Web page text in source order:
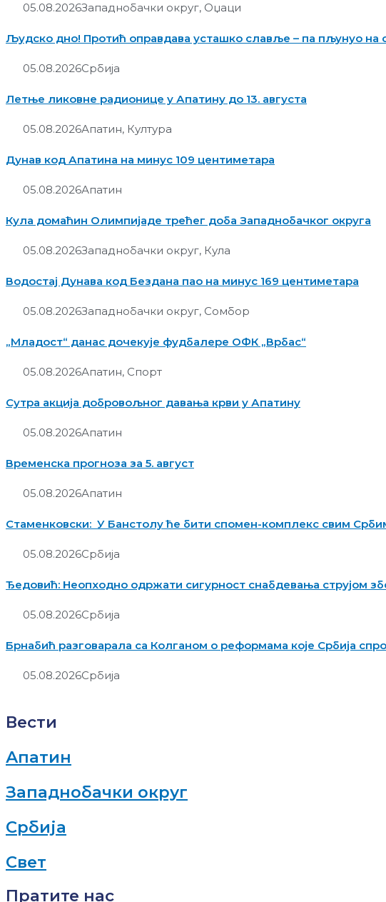
05.08.2026Западнобачки округ, Оџаци
Људско дно! Протић оправдава усташко славље – па пљунуо
05.08.2026Србија
Летње ликовне радионице у Апатину до 13. августа
05.08.2026Апатин, Култура
Дунав код Апатина на минус 109 центиметара
05.08.2026Апатин
Кула домаћин Олимпијаде трећег доба Западнобачког округа
05.08.2026Западнобачки округ, Кула
Водостај Дунава код Бездана пао на минус 169 центиметара
05.08.2026Западнобачки округ, Сомбор
„Младост“ данас дочекује фудбалере ОФК „Врбас“
05.08.2026Апатин, Спорт
Сутра акција добровољног давања крви у Апатину
05.08.2026Апатин
Временска прогноза за 5. август
05.08.2026Апатин
Стаменковски: У Банстолу ће бити спомен-комплекс свим
05.08.2026Србија
Ђедовић: Неопходно одржати сигурност снабдевања струјом
05.08.2026Србија
Брнабић разговарала са Колганом о реформама које Србија
05.08.2026Србија
Вести
Апатин
Западнобачки округ
Србија
Свет
Пратите нас